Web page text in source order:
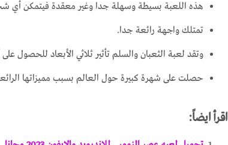
هذه اللعبة بسيطة وسهلة جدا وغير معقدة فيتمكن أي
تمتلك واجهة رائعة جدا.
وتقد لعبة الثعبان والسلم تأثير ثلاثي الأبعاد للحصول
حصلت على شهرة كبيرة حول العالم بسبب مميزاتها
اقرأ ايضاً: